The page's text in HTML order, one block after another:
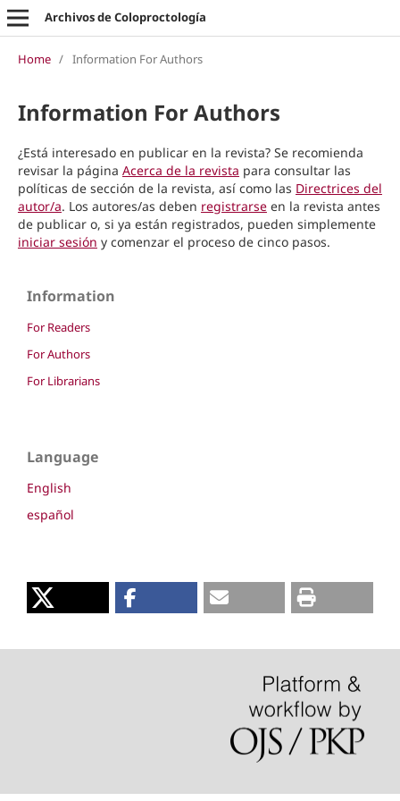
Archivos de Coloproctología
Home / Information For Authors
Information For Authors
¿Está interesado en publicar en la revista? Se recomienda
revisar la página Acerca de la revista para consultar las
políticas de sección de la revista, así como las Directrices del
autor/a. Los autores/as deben registrarseen la revista antes
de publicar o, si ya están registrados, pueden simplemente
iniciar sesión y comenzar el proceso de cinco pasos.
Information
For Readers
For Authors
For Librarians
Language
English
español